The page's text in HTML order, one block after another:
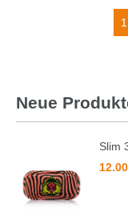
1
Neue
Slim